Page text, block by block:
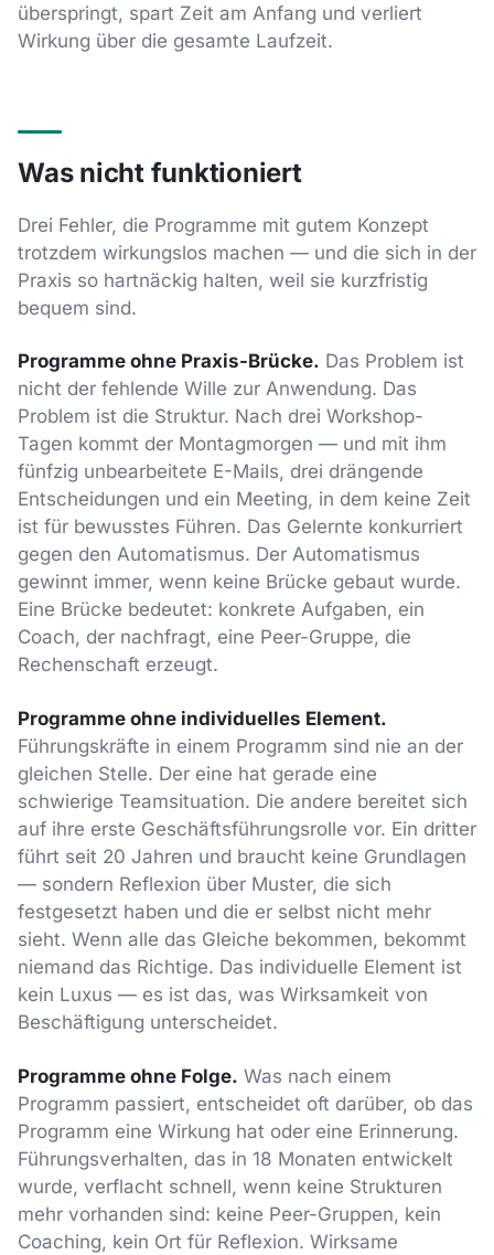
überspringt, spart Zeit am Anfang und verliert
Wirkung über die gesamte Laufzeit.
Was nicht funktioniert
Drei Fehler, die Programme mit gutem Konzept
trotzdem wirkungslos machen — und die sich in der
Praxis so hartnäckig halten, weil sie kurzfristig
bequem sind.
Programme ohne Praxis-Brücke. Das Problem ist
nicht der fehlende Wille zur Anwendung. Das
Problem ist die Struktur. Nach drei Workshop-
Tagen kommt der Montagmorgen — und mit ihm
fünfzig unbearbeitete E-Mails, drei drängende
Entscheidungen und ein Meeting, in dem keine Zeit
ist für bewusstes Führen. Das Gelernte konkurriert
gegen den Automatismus. Der Automatismus
gewinnt immer, wenn keine Brücke gebaut wurde.
Eine Brücke bedeutet: konkrete Aufgaben, ein
Coach, der nachfragt, eine Peer-Gruppe, die
Rechenschaft erzeugt.
Programme ohne individuelles Element.
Führungskräfte in einem Programm sind nie an der
gleichen Stelle. Der eine hat gerade eine
schwierige Teamsituation. Die andere bereitet sich
auf ihre erste Geschäftsführungsrolle vor. Ein dritter
führt seit 20 Jahren und braucht keine Grundlagen
— sondern Reflexion über Muster, die sich
festgesetzt haben und die er selbst nicht mehr
sieht. Wenn alle das Gleiche bekommen, bekommt
niemand das Richtige. Das individuelle Element ist
kein Luxus — es ist das, was Wirksamkeit von
Beschäftigung unterscheidet.
Programme ohne Folge. Was nach einem
Programm passiert, entscheidet oft darüber, ob das
Programm eine Wirkung hat oder eine Erinnerung.
Führungsverhalten, das in 18 Monaten entwickelt
wurde, verflacht schnell, wenn keine Strukturen
mehr vorhanden sind: keine Peer-Gruppen, kein
Coaching, kein Ort für Reflexion. Wirksame